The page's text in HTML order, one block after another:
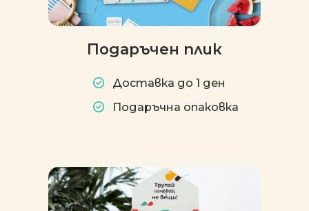
Подаръчен плик
Доставка до 1 ден
Подаръчна опаковка